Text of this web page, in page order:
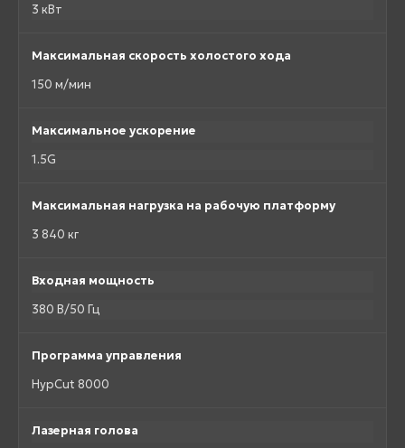
3 кВт
Максимальная скорость холостого хода
150 м/мин
Максимальное ускорение
1.5G
Максимальная нагрузка на рабочую платформу
3 840 кг
Входная мощность
380 В/50 Гц
Программа управления
HypCut 8000
Лазерная голова